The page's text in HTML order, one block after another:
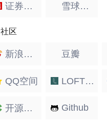
证券之星 雪球财经
社区
新浪微博 豆瓣
QQ空间 LOFTER（乐乎）
开源中国 Github